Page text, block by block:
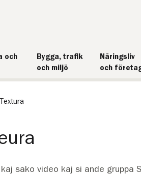
och
Bygga, trafik
och miljö
Näringsliv
och
Textura
sako video kaj si ande gruppa